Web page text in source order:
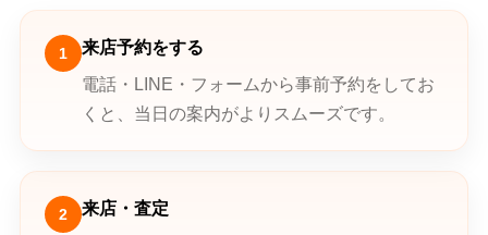
1
来店予約をする
電話・LINE・フォームから事前予約をしてお
くと、当日の案内がよりスムーズです。
2 来店・査定